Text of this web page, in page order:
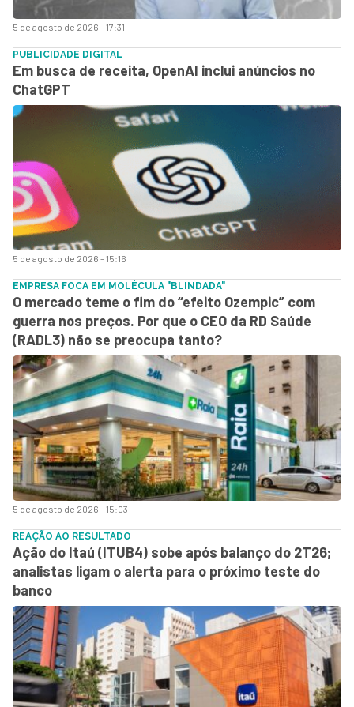
5 de agosto de 2026 - 17:31
5 de agosto de 2026 - 15:16
PUBLICIDADE DIGITAL
Em busca de receita, OpenAI inclui anúncios no
ChatGPT
5 de agosto de 2026 - 15:03
EMPRESA FOCA EM MOLÉCULA "BLINDADA"
O mercado teme o fim do “efeito Ozempic” com
guerra nos preços. Por que o CEO da RD Saúde
(RADL3) não se preocupa tanto?
REAÇÃO AO RESULTADO
Ação do Itaú (ITUB4) sobe após balanço do 2T26;
analistas ligam o alerta para o próximo teste do
banco